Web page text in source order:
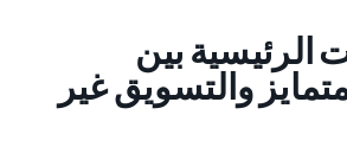
الرئيسية بين
والتسويق غير